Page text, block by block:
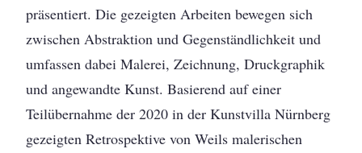
präsentiert. Die gezeigten Arbeiten bewegen sich
zwischen Abstraktion und Gegenständlichkeit und
umfassen dabei Malerei, Zeichnung, Druckgraphik
und angewandte Kunst. Basierend auf einer
Teilübernahme der 2020 in der Kunstvilla Nürnberg
gezeigten Retrospektive von Weils malerischen